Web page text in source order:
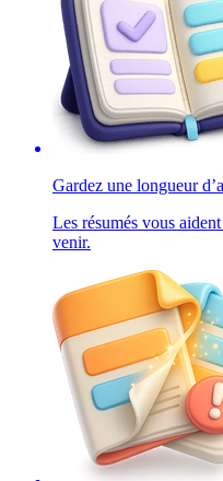
Gardez une longueur
Les résumés vous
venir.